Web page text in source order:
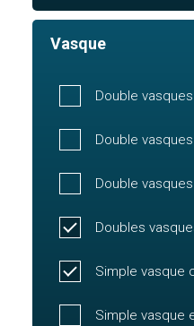
Vasque
Double
Double
Double
Doubles
Simple vasque
Simple vasque